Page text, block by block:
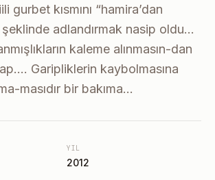
gurbet kısmını “hamira’dan
şeklinde adlandırmak nasip oldu…
kaleme alınmasın-dan
Garipliklerin kaybolmasına
masıdır bir bakıma…
YIL
2012